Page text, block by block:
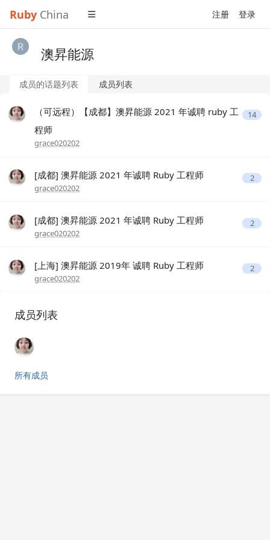
Ruby China 注册 登录
澳昇能源
成员的话题列表 成员列表
（可远程）【成都】澳昇能源 2021 年诚聘 ruby 工
程师
grace020202
14
[成都] 澳昇能源 2021 年诚聘 Ruby 工程师
grace020202
2
[成都] 澳昇能源 2021 年诚聘 Ruby 工程师
grace020202
2
[上海] 澳昇能源 2019年 诚聘 Ruby 工程师
grace020202
2
成员列表
所有成员